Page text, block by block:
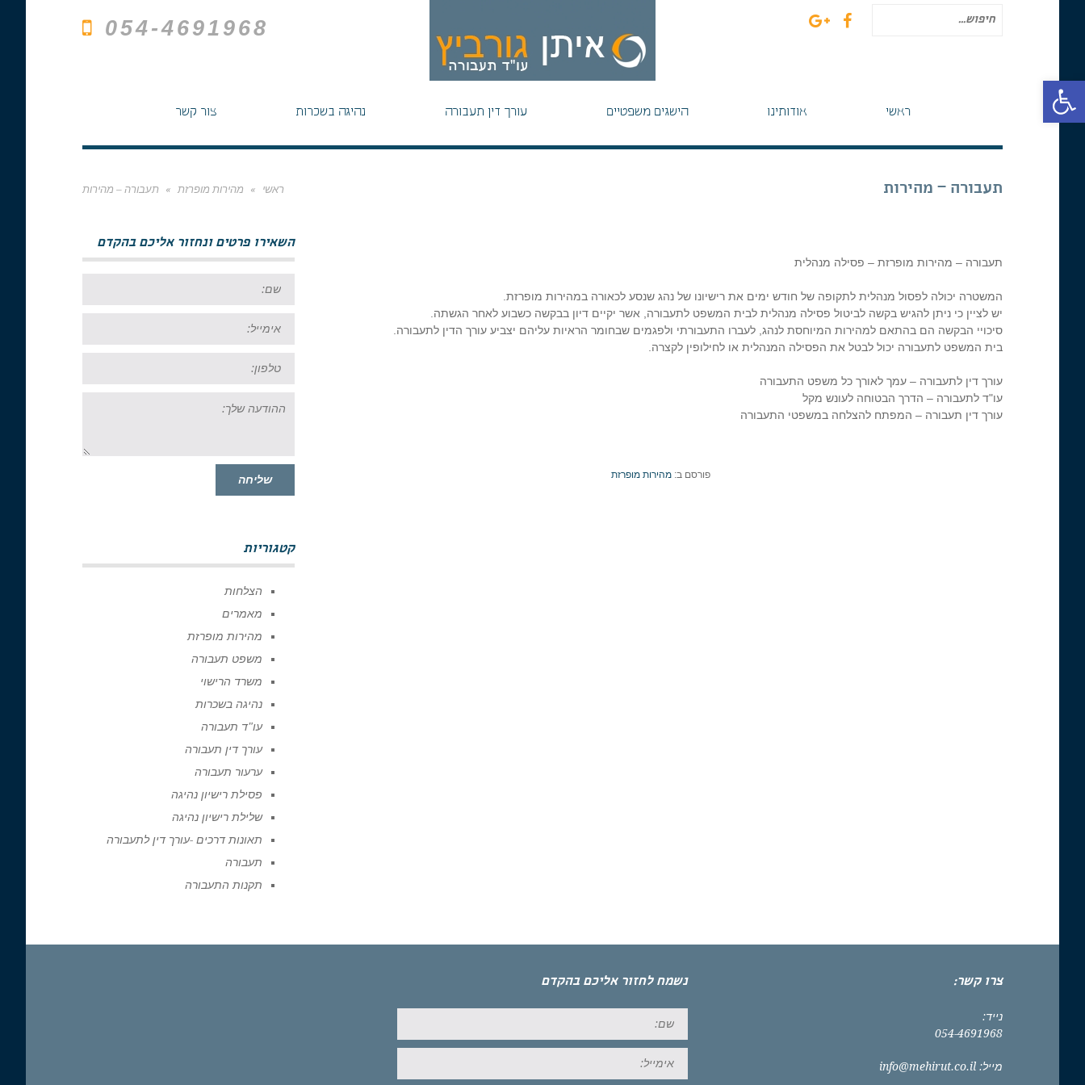
פתח סרגל נגישות
054-4691968
ראשי אודותינו הישגים משפטיים עורך דין תעבורה נהיגה בשכרות צור קשר
תעבורה – מהירות ראשי » מהירות מופרזת » תעבורה – מהירות
תעבורה – מהירות מופרזת – פסילה מנהלית
המשטרה יכולה לפסול מנהלית לתקופה של חודש ימים את רישיונו של נהג שנסע לכאורה במהירות מופרזת.
יש לציין כי ניתן להגיש בקשה לביטול פסילה מנהלית לבית המשפט לתעבורה, אשר יקיים דיון בבקשה כשבוע לאחר הגשתה.
סיכויי הבקשה הם בהתאם למהירות המיוחסת לנהג, לעברו התעבורתי ולפגמים שבחומר הראיות עליהם יצביע עורך הדין לתעבורה.
בית המשפט לתעבורה יכול לבטל את הפסילה המנהלית או לחילופין לקצרה.
עורך דין לתעבורה – עמך לאורך כל משפט התעבורה
עו"ד לתעבורה – הדרך הבטוחה לעונש מקל
עורך דין תעבורה – המפתח להצלחה במשפטי התעבורה
פורסם ב:מהירות מופרזת
השאירו פרטים ונחזור אליכם בהקדם
שלך:
שליחה
קטגוריות
הצלחות
מאמרים
מהירות מופרזת
משפט תעבורה
משרד הרישוי
נהיגה בשכרות
עו"ד תעבורה
עורך דין תעבורה
ערעור תעבורה
פסילת רישיון נהיגה
שלילת רישיון נהיגה
תאונות דרכים -עורך דין לתעבורה
תעבורה
תקנות התעבורה
צרו קשר:
נייד:
054-4691968
מייל: info@mehirut.co.il
נשמח לחזור אליכם בהקדם